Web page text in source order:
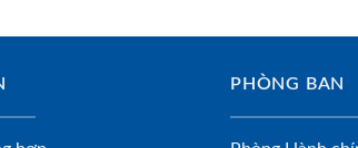
PHÒNG BAN